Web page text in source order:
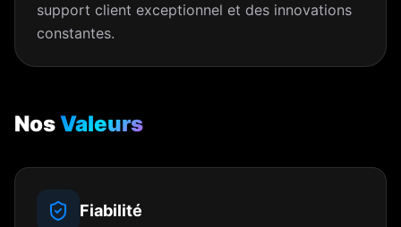
support client exceptionnel et des innovations
constantes.
NosValeurs
Fiabilité